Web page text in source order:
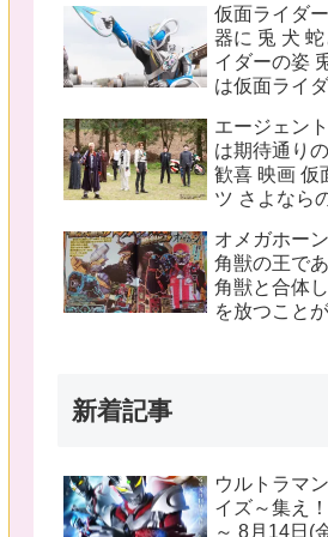
ピンチにプ
したぞ！
仮面ライダ
器に 兎 犬
イダーの姿
は仮面ライ
タートルフ
エージェン
は期待通り
歓喜 映画 仮
ツ さよなら
オメガホー
角獣の王で
角獣と合体
を放つこと
新着記事
ウルトラマ
イズ～集え
～ 8月14日(